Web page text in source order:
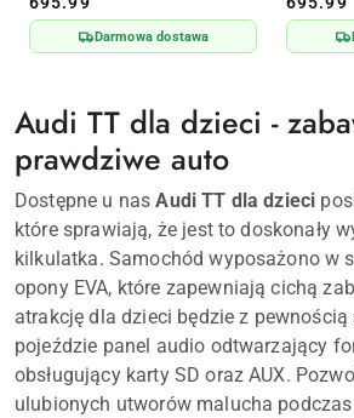
Cena:
Darmowa dostawa
Cena:
Audi TT dla dzieci -
prawdziwe auto
Dostępne u nasAudi TT dla dzieci
które sprawiają, że jest to doskonały
kilkulatka. Samochód wyposażono w
opony EVA, które zapewniają cichą
atrakcję dla dzieci będzie z pewnością
pojeździe panel audio odtwarzający
obsługujący karty SD oraz AUX.
ulubionych utworów malucha